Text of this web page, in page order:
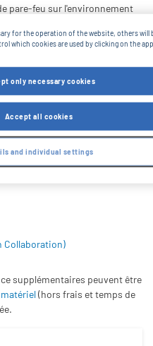
pare-feu sur l'environnement
de SupplyOn
l'allemand peuvent être
ou par e-mail
Collaboration)
supplémentaires peuvent être
(hors frais et temps de
for the operation of the website, others will
which cookies are used by clicking on the
only necessary cookies
Accept all cookies
and individual settings